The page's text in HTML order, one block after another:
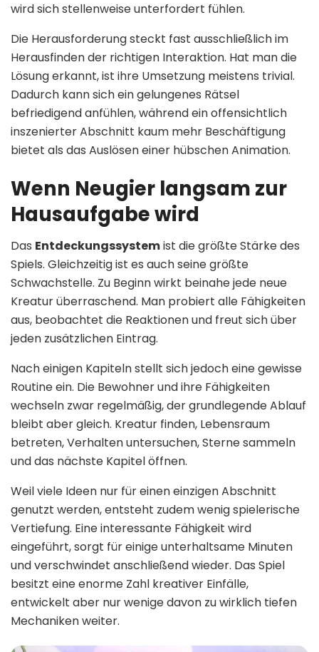
wird sich stellenweise unterfordert fühlen.
Die Herausforderung steckt fast ausschließlich im
Herausfinden der richtigen Interaktion. Hat man die
Lösung erkannt, ist ihre Umsetzung meistens trivial.
Dadurch kann sich ein gelungenes Rätsel
befriedigend anfühlen, während ein offensichtlich
inszenierter Abschnitt kaum mehr Beschäftigung
bietet als das Auslösen einer hübschen Animation.
Wenn Neugier langsam zur
Hausaufgabe wird
Das Entdeckungssystemist die größte Stärke des
Spiels. Gleichzeitig ist es auch seine größte
Schwachstelle. Zu Beginn wirkt beinahe jede neue
Kreatur überraschend. Man probiert alle Fähigkeiten
aus, beobachtet die Reaktionen und freut sich über
jeden zusätzlichen Eintrag.
Nach einigen Kapiteln stellt sich jedoch eine gewisse
Routine ein. Die Bewohner und ihre Fähigkeiten
wechseln zwar regelmäßig, der grundlegende Ablauf
bleibt aber gleich. Kreatur finden, Lebensraum
betreten, Verhalten untersuchen, Sterne sammeln
und das nächste Kapitel öffnen.
Weil viele Ideen nur für einen einzigen Abschnitt
genutzt werden, entsteht zudem wenig spielerische
Vertiefung. Eine interessante Fähigkeit wird
eingeführt, sorgt für einige unterhaltsame Minuten
und verschwindet anschließend wieder. Das Spiel
besitzt eine enorme Zahl kreativer Einfälle,
entwickelt aber nur wenige davon zu wirklich tiefen
Mechaniken weiter.